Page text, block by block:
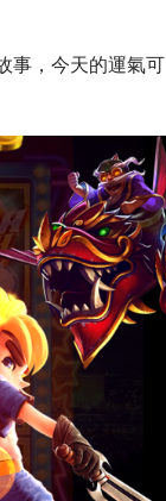
，今天的運氣可